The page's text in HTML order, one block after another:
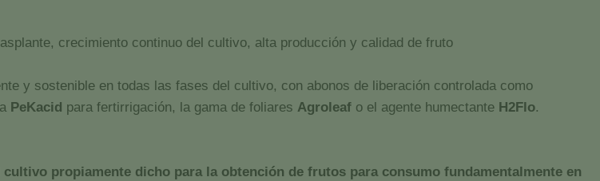
crecimiento continuo del cultivo, alta producción y calidad de fruto
y sostenible en todas las fases del cultivo, con abonos de liberación controlada como
PeKacid para fertirrigación, la gama de foliares Agroleaf o el agente humectante H2Flo.
propiamente dicho para la obtención de frutos para consumo fundamentalmente en